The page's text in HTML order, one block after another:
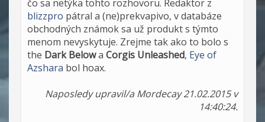
čo sa netýka tohto rozhovoru. Redaktor z
blizzpro pátral a (ne)prekvapivo, v databáze
obchodných známok sa už produkt s týmto
menom nevyskytuje. Zrejme tak ako to bolo s
the Dark Belowa Corgis Unleashed, Eye of
Azshara bol hoax.
Naposledy upravil/a Mordecay 21.02.2015 v
14:40:24.